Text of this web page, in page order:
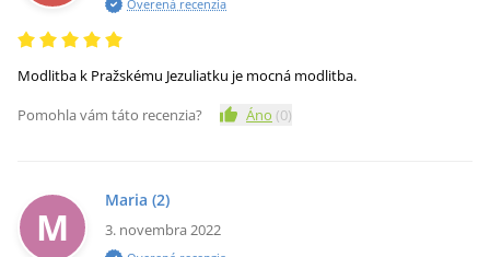
Overená recenzia
Modlitba k Pražskému Jezuliatku je mocná modlitba.
Pomohla vám táto recenzia?
Áno (0)
M
Maria (2)
3. novembra 2022